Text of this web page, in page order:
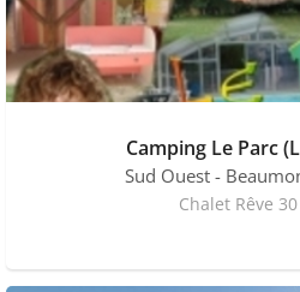
Camping Le Parc
Sud Ouest -
Chalet Rêve